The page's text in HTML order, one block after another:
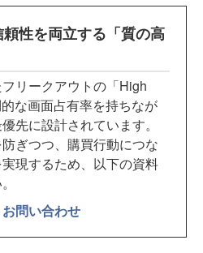
性を両立する「質の高
リークアウトの「High
な画面占有率を持ちなが
先に設計されています。
ぎつつ、購買行動につな
現するため、以下の資料
問い合わせ